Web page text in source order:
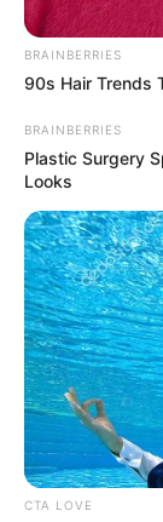
Cortesía
Holandes
Por:Camilo
Junio 8, 2026
BRAINBERRIES
90s Hair Trends
BRAINBERRIES
Plastic Surgery
Looks
CTA LOVE